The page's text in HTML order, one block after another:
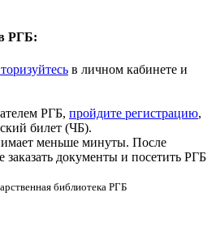
РГБ:
в личном кабинете и
РГБ, пройдите регистрацию,
билет (ЧБ).
меньше минуты. После
документы и посетить РГБ
библиотека РГБ